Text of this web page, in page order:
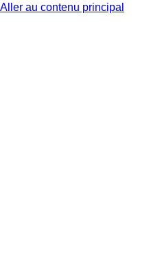
Aller au contenu principal